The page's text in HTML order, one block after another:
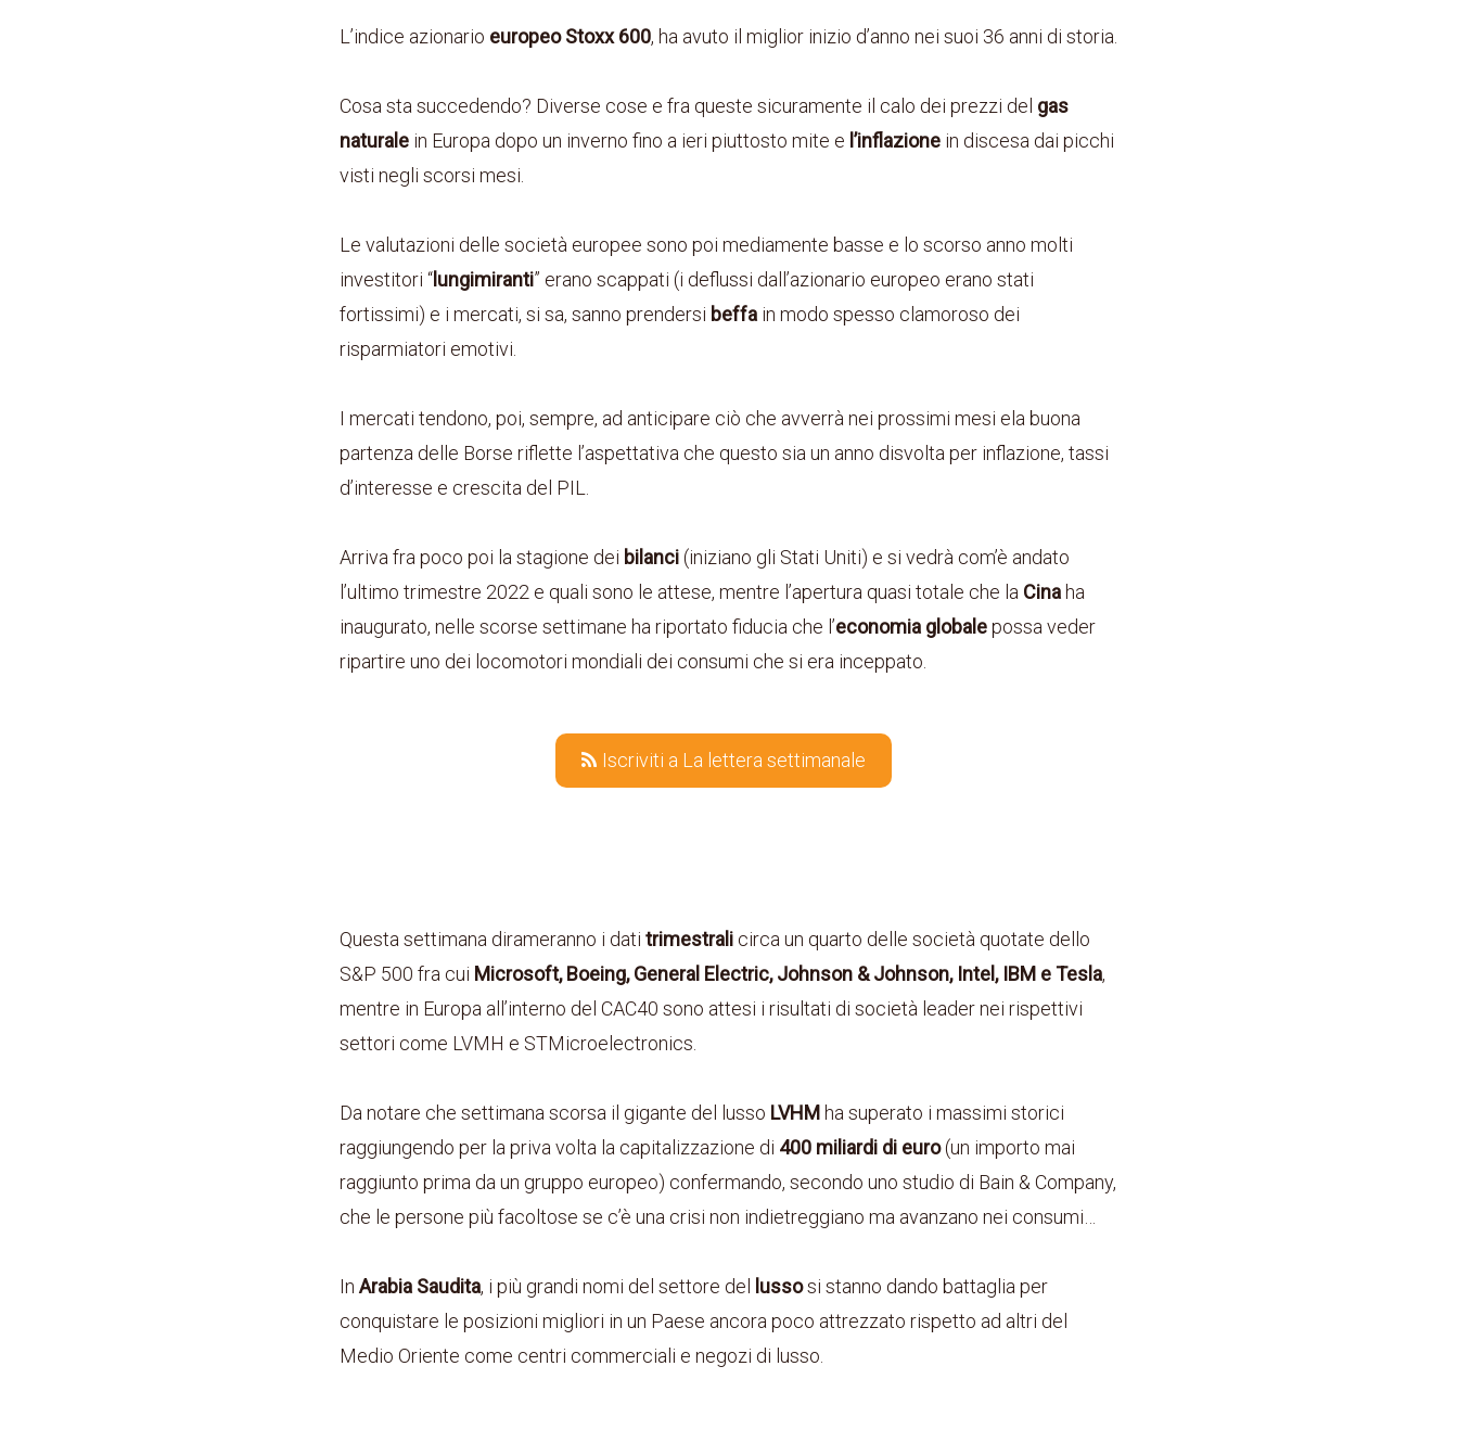
L’indice azionario europeo Stoxx 600, ha avuto il miglior inizio d’anno nei suoi 36 anni di storia.
Cosa sta succedendo? Diverse cose e fra queste sicuramente il calo dei prezzi del gas
naturale in Europa dopo un inverno fino a ieri piuttosto mite e l’inflazione in discesa dai picchi
visti negli scorsi mesi.
Le valutazioni delle società europee sono poi mediamente basse e lo scorso anno molti
investitori “ lungimiranti” erano scappati (i deflussi dall’azionario europeo erano stati
fortissimi) e i mercati, si sa, sanno prendersi beffa in modo spesso clamoroso dei
risparmiatori emotivi.
I mercati tendono, poi, sempre, ad anticipare ciò che avverrà nei prossimi mesi ela buona
partenza delle Borse riflette l’aspettativa che questo sia un anno disvolta per inflazione, tassi
d’interesse e crescita del PIL.
Arriva fra poco poi la stagione dei bilanci(iniziano gli Stati Uniti) e si vedrà com’è andato
l’ultimo trimestre 2022 e quali sono le attese, mentre l’apertura quasi totale che la Cina ha
inaugurato, nelle scorse settimane ha riportato fiducia che l’economia globalepossa veder
ripartire uno dei locomotori mondiali dei consumi che si era inceppato.
Iscriviti a La lettera settimanale
Questa settimana dirameranno i dati trimestrali circa un quarto delle società quotate dello
S&P 500 fra cui Microsoft, Boeing, General Electric, Johnson & Johnson, Intel, IBM e Tesla,
mentre in Europa all’interno del CAC40 sono attesi i risultati di società leader nei rispettivi
settori come LVMH e STMicroelectronics.
Da notare che settimana scorsa il gigante del lusso LVHM ha superato i massimi storici
raggiungendo per la priva volta la capitalizzazione di 400 miliardi di euro(un importo mai
raggiunto prima da un gruppo europeo) confermando, secondo uno studio di Bain & Company,
che le persone più facoltose se c’è una crisi non indietreggiano ma avanzano nei consumi…
In Arabia Saudita, i più grandi nomi del settore del lussosi stanno dando battaglia per
conquistare le posizioni migliori in un Paese ancora poco attrezzato rispetto ad altri del
Medio Oriente come centri commerciali e negozi di lusso.